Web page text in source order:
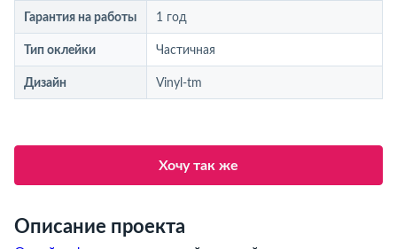
Гарантия на работы 1 год
Тип оклейки Частичная
Дизайн Vinyl-tm
Хочу так же
Описание проекта